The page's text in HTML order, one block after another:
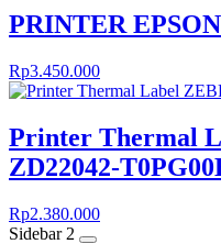
PRINTER
Rp3.450.000
Printer Thermal
ZD22042-
Rp2.380.000
Sidebar 2